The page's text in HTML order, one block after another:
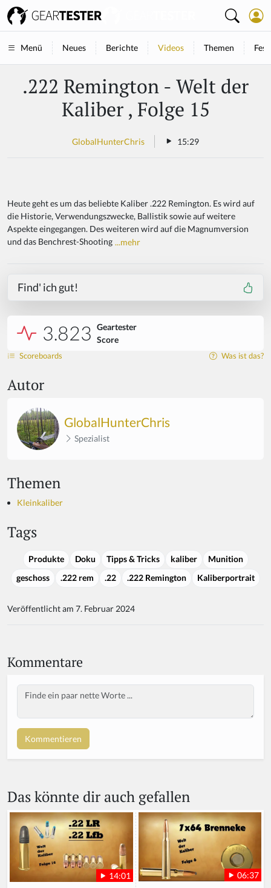
Menü Neues Berichte Videos Themen
.222 Remington - Welt der
Kaliber , Folge 15
GlobalHunterChris 15:29
Heute geht es um das beliebte Kaliber .222 Remington. Es wird auf
die Historie, Verwendungszwecke, Ballistik sowie auf weitere
Aspekte eingegangen. Des weiteren wird auf die Magnumversion
und das Benchrest-Shooting ...mehr
Find' ich gut!
3.823 Geartester
Score
Scoreboards Was ist das?
Autor
GlobalHunterChris
Spezialist
Themen
Kleinkaliber
Tags
Produkte Doku Tipps & Tricks kaliber
Munition
geschoss
.222 rem .22 .222 Remington Kaliberportrait
Veröffentlicht am 7. Februar 2024
Kommentare
o
u
h
u
m
a
n,
ig
n
o
Body
Das könnte dir auch gefallen
14:01 06:37